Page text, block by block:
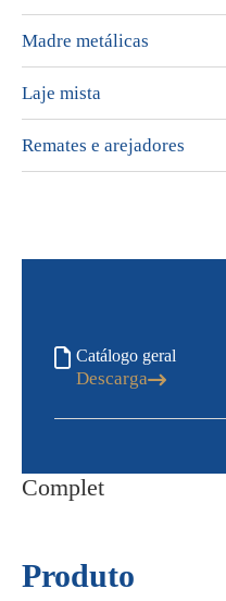
Complet
Produto
Madre metálicas
Laje mista
Remates e arejadores
Catálogo geral
Descarga